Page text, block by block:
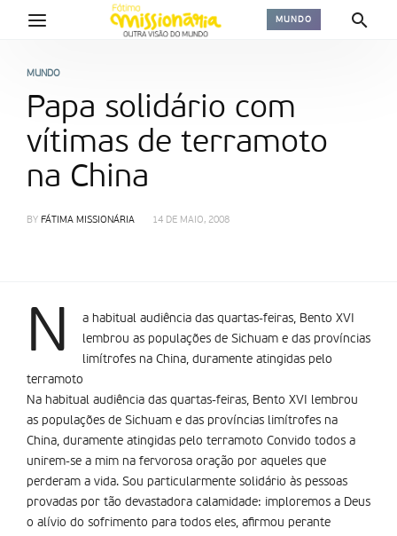
MUNDO
MUNDO
Papa solidário com
vítimas de terramoto
na China
BY FÁTIMA MISSIONÁRIA 14 DE MAIO, 2008
N
a habitual audiência das quartas-feiras, Bento XVI
lembrou as populações de Sichuam e das províncias
limí­trofes na China, duramente atingidas pelo
terramoto
Na habitual audiência das quartas-feiras, Bento XVI lembrou
as populações de Sichuam e das províncias limí­trofes na
China, duramente atingidas pelo terramoto Convido todos a
unirem-se a mim na fervorosa oração por aqueles que
perderam a vida. Sou particularmente solidário às pessoas
provadas por tão devastadora calamidade: imploremos a Deus
o alívio do sofrimento para todos eles, afirmou perante